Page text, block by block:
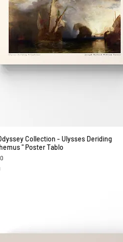
Hızlı Bakış
Collection - Ulysses Deriding
" Poster Tablo